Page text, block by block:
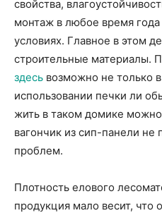
свойства,
монтаж в любое время
условиях. Главное в этом
строительные материалы.
здесь возможно не только
использовании печки ли
жить в таком домике можно
вагончик из сип-панели не
проблем.
Плотность елового
продукция мало весит, что